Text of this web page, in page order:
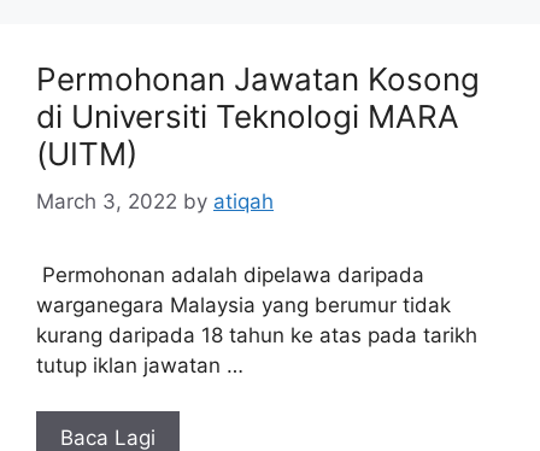
Permohonan Jawatan Kosong
di Universiti Teknologi MARA
(UITM)
March 3, 2022 by atiqah
Permohonan adalah dipelawa daripada
warganegara Malaysia yang berumur tidak
kurang daripada 18 tahun ke atas pada tarikh
tutup iklan jawatan …
Baca Lagi